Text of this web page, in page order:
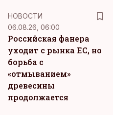
НОВОСТИ
06.08.26, 06:00
Российская фанера
уходит с рынка ЕС, но
борьба с
«отмыванием»
древесины
продолжается